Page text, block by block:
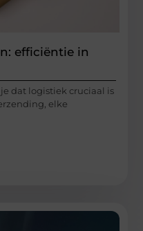
efficiëntie in
dat logistiek cruciaal is
elke